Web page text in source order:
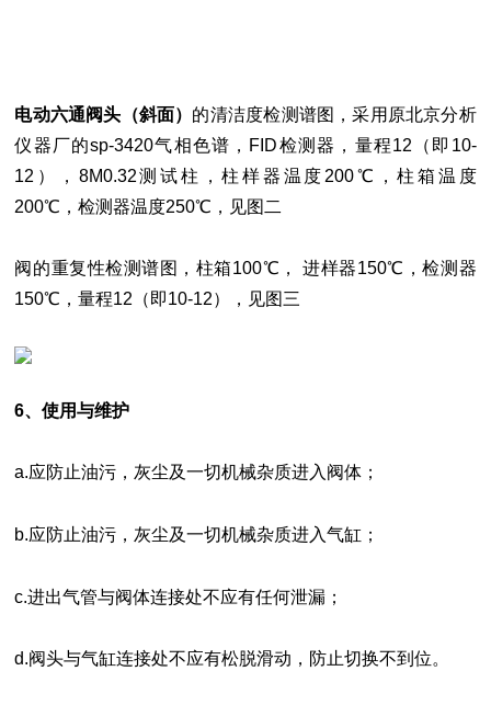
电动六通阀头（斜面） 的清洁度检测谱图，采用原北京分析
仪器厂的sp-3420气相色谱，FID检测器，量程12（即10-
12），8M0.32测试柱，柱样器温度200℃，柱箱温度
200℃，检测器温度250℃，见图二
阀的重复性检测谱图，柱箱100℃， 进样器150℃，检测器
150℃，量程12（即10-12），见图三
6、使用与维护
a.应防止油污，灰尘及一切机械杂质进入阀体；
b.应防止油污，灰尘及一切机械杂质进入气缸；
c.进出气管与阀体连接处不应有任何泄漏；
d.阀头与气缸连接处不应有松脱滑动，防止切换不到位。